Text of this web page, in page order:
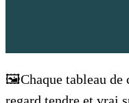
🖼️Chaque tableau de